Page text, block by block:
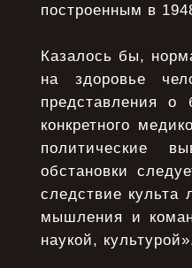
построенным в
Казалось бы,
на здоровье
представления
конкретного
политические
обстановки
следствие культа
мышления и
наукой,